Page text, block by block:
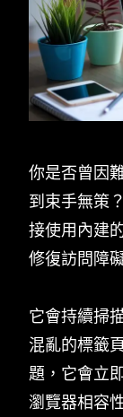
你是否曾因
到束手無策
接使用內建
修復訪問障
它會持續掃
混亂的標籤
題，它會立
瀏覽器相容